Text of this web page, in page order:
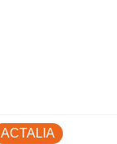
ACTALIA